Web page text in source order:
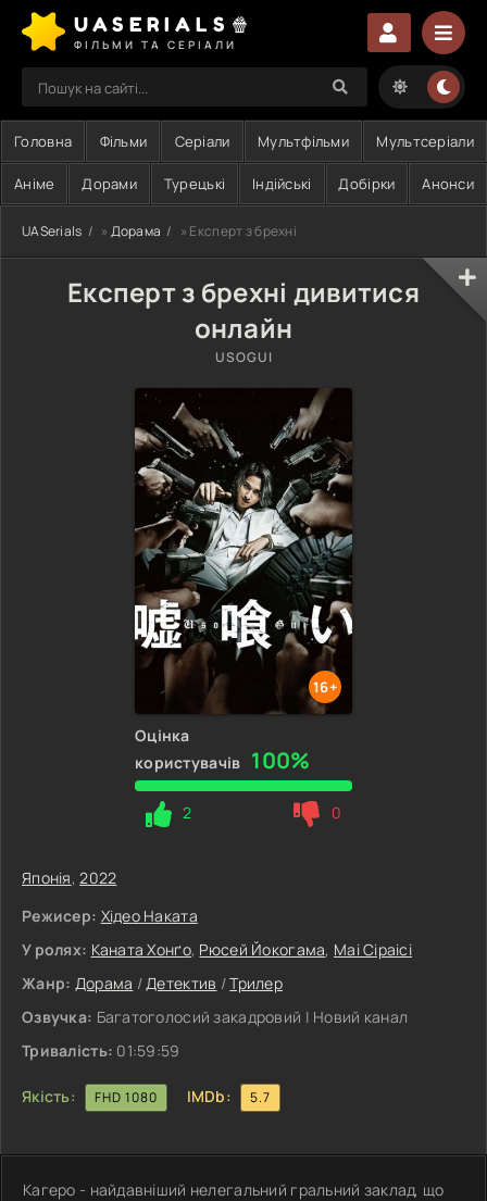
UASERIALS🍿
ФІЛЬМИ ТА СЕРІАЛИ
Головна Фільми Серіали Мультфільми Мультсеріали
Аніме Дорами Турецькі Індійські Добірки Анонси
UASerials » Дорама » Експерт з брехні
Експерт з брехні дивитися
онлайн
USOGUI
16+
Оцінка
користувачів 100%
2 0
Японія,2022
Режисер: Хідео Наката
У ролях: Каната Хонґо, Рюсей Йокогама, Маі Сіраісі
Жанр: Дорама /Детектив /Трилер
Озвучка: Багатоголосий закадровий | Новий канал
Тривалість: 01:59:59
Якість: FHD 1080 IMDb: 5.7
Кагеро - найдавніший нелегальний гральний заклад, що